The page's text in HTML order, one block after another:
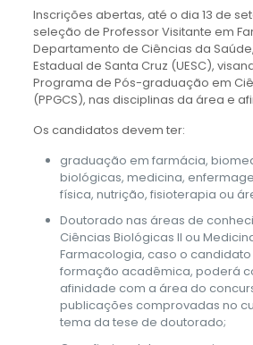
Inscrições abertas, até o dia 13 de
seleção de Professor Visitante em
Departamento de Ciências da
Estadual de Santa Cruz (UESC),
Programa de Pós-graduação em
(PPGCS), nas disciplinas da área e
Os candidatos devem ter:
graduação em farmácia,
biológicas, medicina,
física, nutrição, fisioterapia ou
Doutorado nas áreas de
Ciências Biológicas II ou
Farmacologia, caso o
formação acadêmica, poderá
afinidade com a área do
publicações comprovadas no
tema da tese de doutorado;